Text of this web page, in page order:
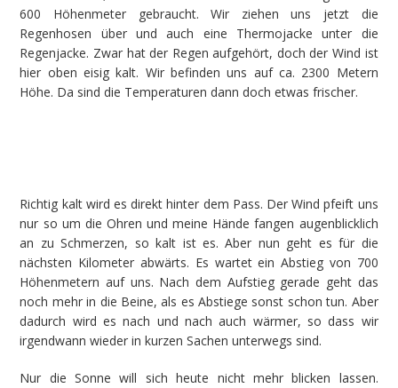
600 Höhenmeter gebraucht. Wir ziehen uns jetzt die
Regenhosen über und auch eine Thermojacke unter die
Regenjacke. Zwar hat der Regen aufgehört, doch der Wind ist
hier oben eisig kalt. Wir befinden uns auf ca. 2300 Metern
Höhe. Da sind die Temperaturen dann doch etwas frischer.
Richtig kalt wird es direkt hinter dem Pass. Der Wind pfeift uns
nur so um die Ohren und meine Hände fangen augenblicklich
an zu Schmerzen, so kalt ist es. Aber nun geht es für die
nächsten Kilometer abwärts. Es wartet ein Abstieg von 700
Höhenmetern auf uns. Nach dem Aufstieg gerade geht das
noch mehr in die Beine, als es Abstiege sonst schon tun. Aber
dadurch wird es nach und nach auch wärmer, so dass wir
irgendwann wieder in kurzen Sachen unterwegs sind.
Nur die Sonne will sich heute nicht mehr blicken lassen.